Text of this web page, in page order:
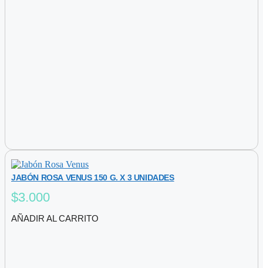
JABÓN ROSA VENUS 150 G. X 3 UNIDADES
$3.000
AÑADIR AL CARRITO